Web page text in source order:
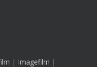
| Imagefilm |